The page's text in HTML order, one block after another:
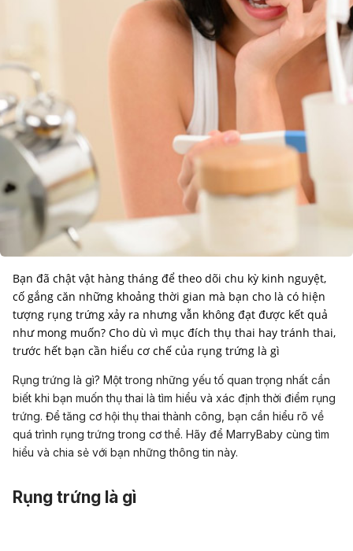
Bạn đã chật vật hàng tháng để theo dõi chu kỳ kinh nguyệt,
cố gắng căn những khoảng thời gian mà bạn cho là có hiện
tượng rụng trứng xảy ra nhưng vẫn không đạt được kết quả
như mong muốn? Cho dù vì mục đích thụ thai hay tránh thai,
trước hết bạn cần hiểu cơ chế của rụng trứng là gì
Rụng trứng là gì? Một trong những yếu tố quan trọng nhất cần
biết khi bạn muốn thụ thai là tìm hiểu và xác định thời điểm rụng
trứng. Để tăng cơ hội thụ thai thành công, bạn cần hiểu rõ về
quá trình rụng trứng trong cơ thể. Hãy để MarryBaby cùng tìm
hiểu và chia sẻ với bạn những thông tin này.
Rụng trứng là gì